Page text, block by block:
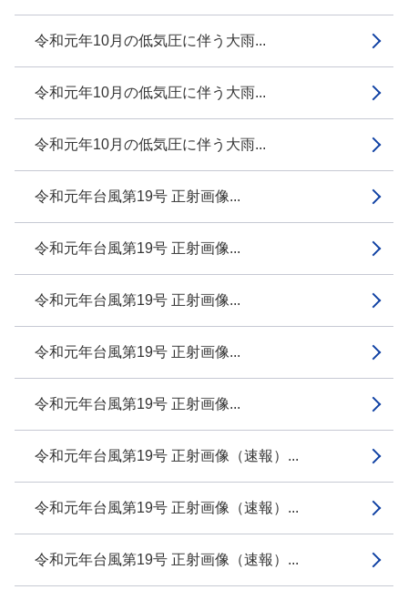
令和元年10月の低気圧に伴う大雨...
令和元年10月の低気圧に伴う大雨...
令和元年10月の低気圧に伴う大雨...
令和元年台風第19号 正射画像...
令和元年台風第19号 正射画像...
令和元年台風第19号 正射画像...
令和元年台風第19号 正射画像...
令和元年台風第19号 正射画像...
令和元年台風第19号 正射画像（速報）...
令和元年台風第19号 正射画像（速報）...
令和元年台風第19号 正射画像（速報）...